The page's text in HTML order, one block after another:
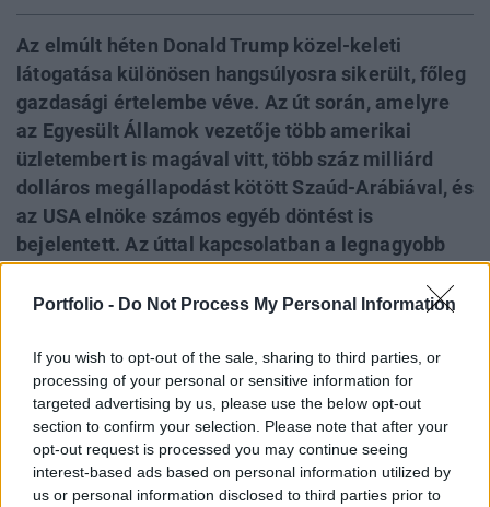
Portfolio - Do Not Process My Personal Information
If you wish to opt-out of the sale, sharing to third parties, or
processing of your personal or sensitive information for
targeted advertising by us, please use the below opt-out
section to confirm your selection. Please note that after your
opt-out request is processed you may continue seeing
interest-based ads based on personal information utilized by
us or personal information disclosed to third parties prior to
Az elmúlt héten Donald Trump közel-keleti
látogatása különösen hangsúlyosra sikerült, főleg
gazdasági értelembe véve. Az út során, amelyre
az Egyesült Államok vezetője több amerikai
üzletembert is magával vitt, több száz milliárd
dolláros megállapodást kötött Szaúd-Arábiával, és
az USA elnöke számos egyéb döntést is
bejelentett. Az úttal kapcsolatban a legnagyobb
Trump számára felajánlott ajándék, egy Boeing
400 millió dolláros értékével példátlan gesztusnak
bizonyult, még a korábbi elnökök ajándékaihoz
képest is. Trump közel-keleti látogatása az
interneten is nyomot hagyott, amelyet jól
szemléltetnek a Google Trends grafikonjai.